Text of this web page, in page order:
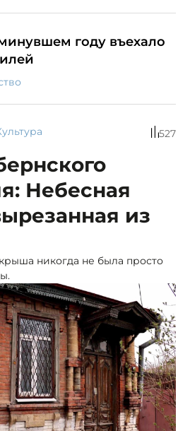
году въехало
527
Небесная
из
никогда не была просто